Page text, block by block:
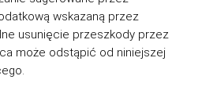
wskazaną przez
usunięcie przeszkody przez
może odstąpić od niniejszej